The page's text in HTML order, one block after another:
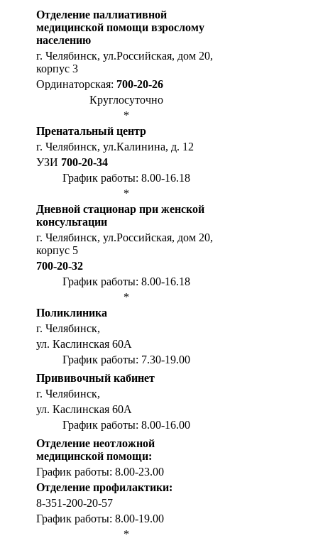
Отделение паллиативной
медицинской помощи взрослому
населению
г. Челябинск, ул.Российская, дом 20,
корпус 3
Ординаторская: 700-20-26
Круглосуточно
*
Пренатальный центр
г. Челябинск, ул.Калинина, д. 12
УЗИ 700-20-34
График работы: 8.00-16.18
*
Дневной стационар при женской
консультации
г. Челябинск, ул.Российская, дом 20,
корпус 5
700-20-32
График работы: 8.00-16.18
*
Поликлиника
г. Челябинск,
ул. Каслинская 60А
График работы: 7.30-19.00
Прививочный кабинет
г. Челябинск,
ул. Каслинская 60А
График работы: 8.00-16.00
Отделение неотложной
медицинской помощи:
График работы: 8.00-23.00
Отделение профилактики:
8-351-200-20-57
График работы: 8.00-19.00
*